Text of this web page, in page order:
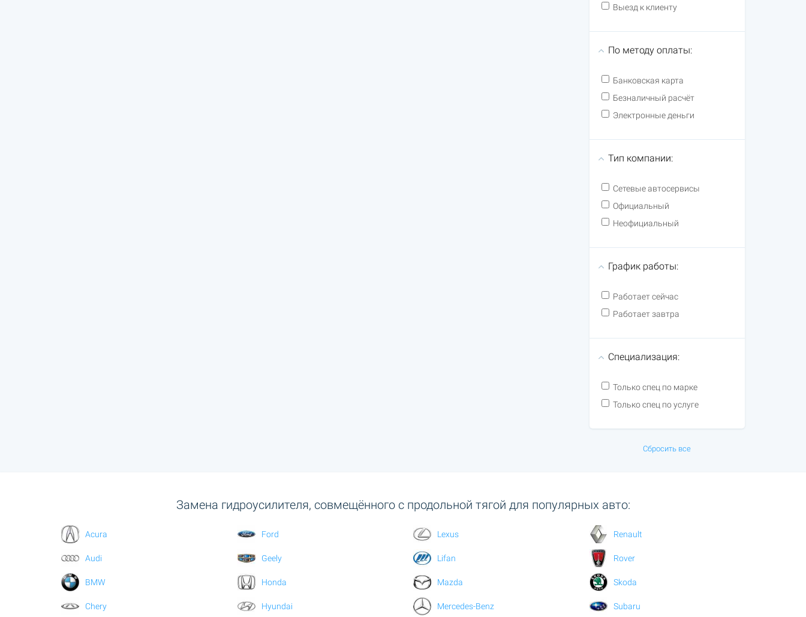
Выезд к клиенту
По методу оплаты:
Банковская карта
Безналичный расчёт
Электронные деньги
Тип компании:
Сетевые автосервисы
Официальный
Неофициальный
График работы:
Работает сейчас
Работает завтра
Специализация:
Только спец по марке
Только спец по услуге
Сбросить все
Замена гидроусилителя, совмещённого с продольной тягой для популярных авто:
Acura
Audi
BMW
Chery
Ford
Geely
Honda
Hyundai
Lexus
Lifan
Mazda
Mercedes-Benz
Renault
Rover
Skoda
Subaru